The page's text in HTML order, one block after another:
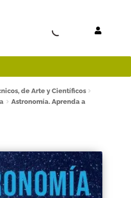
navegación
contenido
profesores!
de Arte y Científicos
Astronomía. Aprenda a